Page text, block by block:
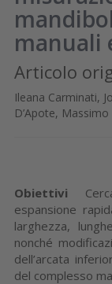
manuali
Articolo
Ileana Carminati,
D’Apote,
Obiettivi
espansione
larghezza,
nonché
dell’arcata
del complesso